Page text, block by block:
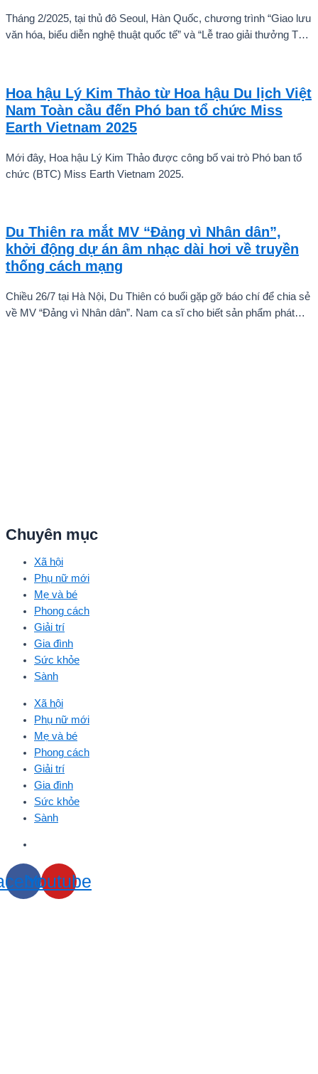
Tháng 2/2025, tại thủ đô Seoul, Hàn Quốc, chương trình “Giao lưu
văn hóa, biểu diễn nghệ thuật quốc tế” và “Lễ trao giải thưởng Tài
ấn tượng mạnh với giọng hát trữ tình sâu lắng, mang đậm hơi thở
quê hương.
Hoa hậu Lý Kim Thảo từ Hoa hậu Du lịch Việt
Nam Toàn cầu đến Phó ban tổ chức Miss
Earth Vietnam 2025
Mới đây, Hoa hậu Lý Kim Thảo được công bố vai trò Phó ban tổ
chức (BTC) Miss Earth Vietnam 2025.
Du Thiên ra mắt MV “Đảng vì Nhân dân”,
khởi động dự án âm nhạc dài hơi về truyền
thống cách mạng
Chiều 26/7 tại Hà Nội, Du Thiên có buổi gặp gỡ báo chí để chia sẻ
về MV “Đảng vì Nhân dân”. Nam ca sĩ cho biết sản phẩm phát
Chuyên mục
Xã hội
Phụ nữ mới
Mẹ và bé
Phong cách
Giải trí
Gia đình
Sức khỏe
Sành
Xã hội
Phụ nữ mới
Mẹ và bé
Phong cách
Giải trí
Gia đình
Sức khỏe
Sành
Youtube